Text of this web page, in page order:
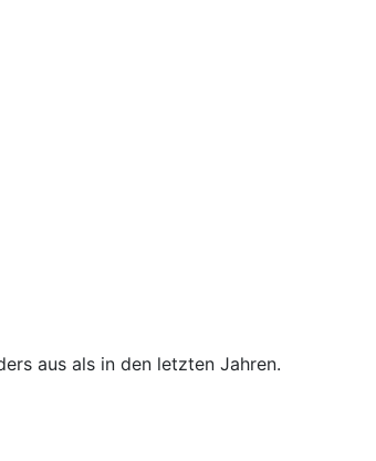
aus als in den letzten Jahren.